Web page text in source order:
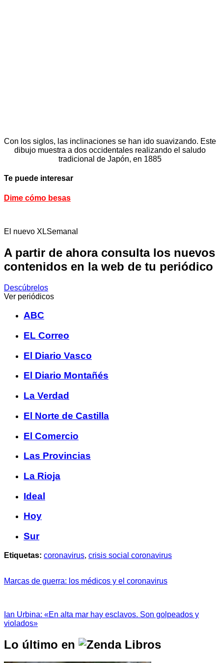
Con los siglos, las inclinaciones se han ido suavizando. Este
dibujo muestra a dos occidentales realizando el saludo
tradicional de Japón, en 1885
Te puede interesar
Dime cómo besas
El nuevo XLSemanal
A partir de ahora consulta los nuevos
contenidos en la web de tu periódico
Descúbrelos
Ver periódicos
ABC
EL Correo
El Diario Vasco
El Diario Montañés
La Verdad
El Norte de Castilla
El Comercio
Las Provincias
La Rioja
Ideal
Hoy
Sur
Etiquetas: coronavirus, crisis social coronavirus
Marcas de guerra: los médicos y el coronavirus
Ian Urbina: «En alta mar hay esclavos. Son golpeados y
violados»
Lo último en